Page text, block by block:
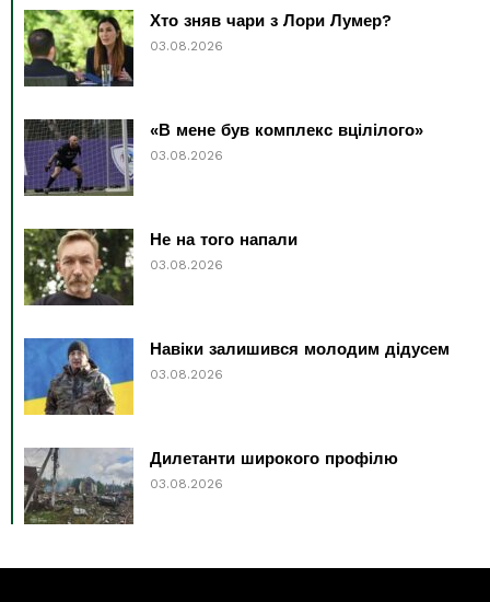
Хто зняв чари з Лори Лумер?
03.08.2026
«В мене був комплекс вцілілого»
03.08.2026
Не на того напали
03.08.2026
Навіки залишився молодим дідусем
03.08.2026
Дилетанти широкого профілю
03.08.2026